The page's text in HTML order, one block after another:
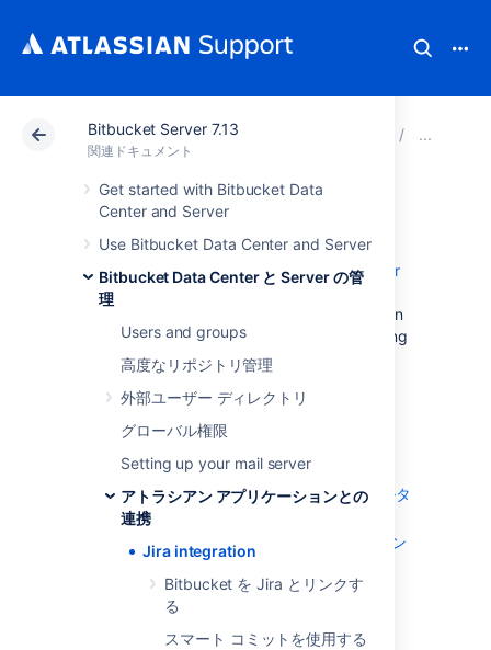
Bitbucket Server 7.13
関連ドキュメント
Get started with Bitbucket Data
Center and Server
Use Bitbucket Data Center and Server
Bitbucket Data Center と Server の管
理
Users and groups
高度なリポジトリ管理
外部ユーザー ディレクトリ
グローバル権限
Setting up your mail server
アトラシアン アプリケーションとの
連携
Jira integration
Bitbucket を Jira とリンクす
る
スマート コミットを使用する
アトラシアン サポート Bitbucket
Jira integration
Integrating Bitbucket Data Center and Server
with Jira Software
makes it easy to keep everyone up to date on
code changes and helps to minimize switching
between tools. Once they're integrated, you
Bitbucket
request to a Jira issue by including the issue
その後、Jira で次のことを行えます。
課題内で開発ステータスの更新をリアルタ
イムで確認
Bitbucket イベントを使って課題のトラン
ジションをトリガー
特定のバージョンの開発の進捗を確認